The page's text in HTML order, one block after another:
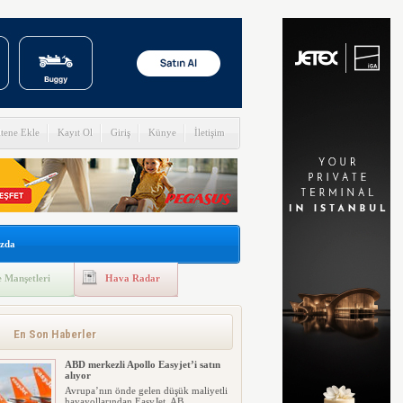
Ekle Kayıt Ol Giriş Künye İletişim
Manşetleri Hava Radar
En Son Haberler
ABD merkezli Apollo Easyjet’i satın
alıyor
Avrupa’nın önde gelen düşük maliyetli